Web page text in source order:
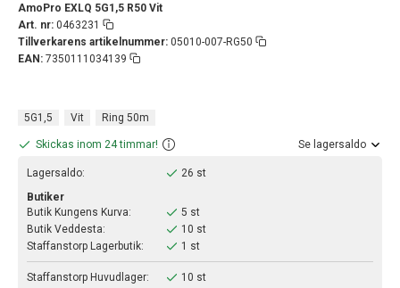
AmoPro EXLQ 5G1,5 R50 Vit
Art. nr: 0463231
Tillverkarens artikelnummer: 05010-007-RG50
EAN: 7350111034139
5G1,5 Vit Ring 50m
Skickas inom 24 timmar! Se lagersaldo
Lagersaldo:
26 st
Butiker
Butik Kungens Kurva:
5 st
Butik Veddesta:
10 st
Staffanstorp Lagerbutik:
1 st
Staffanstorp Huvudlager:
10 st